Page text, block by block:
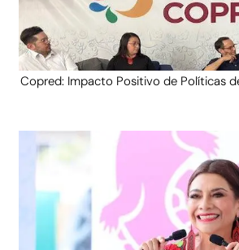
Copred: Impacto Positivo de Políticas